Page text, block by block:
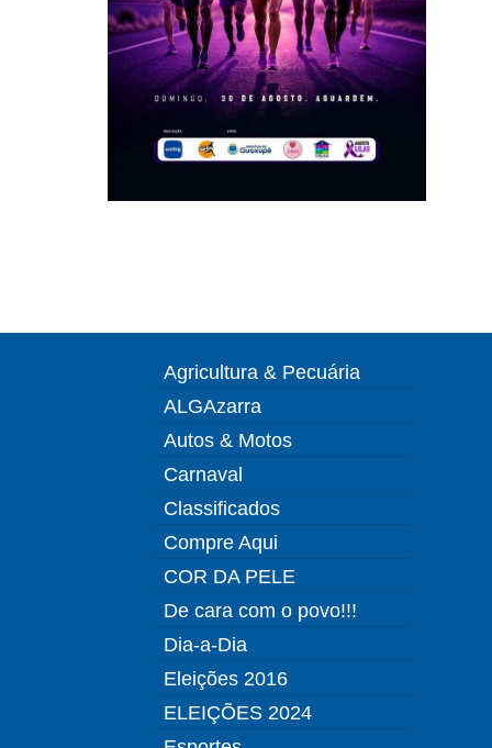
Agricultura & Pecuária
ALGAzarra
Autos & Motos
Carnaval
Classificados
Compre Aqui
COR DA PELE
De cara com o povo!!!
Dia-a-Dia
Eleições 2016
ELEIÇÕES 2024